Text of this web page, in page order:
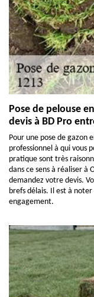
Pose de pelouse
devis à BD Pro
Pour une pose de gazon
professionnel à qui vous
pratique sont très
dans ce sens à réaliser à
demandez votre devis.
brefs délais. Il est à
engagement.